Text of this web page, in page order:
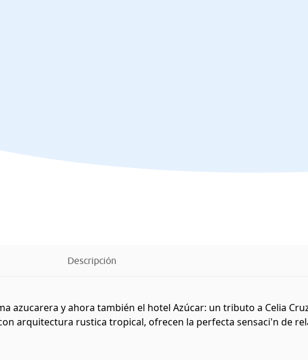
Descripción
azucarera y ahora también el hotel Azúcar: un tributo a Celia
arquitectura rustica tropical, ofrecen la perfecta sensaci'n de